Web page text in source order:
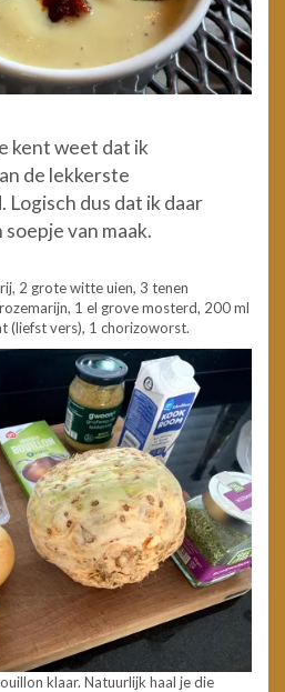
kent weet dat ik
de lekkerste
dus dat ik daar
van maak.
2 grote witte uien, 3 tenen
1 el grove mosterd, 200 ml
(liefst vers), 1 chorizoworst.
klaar. Natuurlijk haal je die